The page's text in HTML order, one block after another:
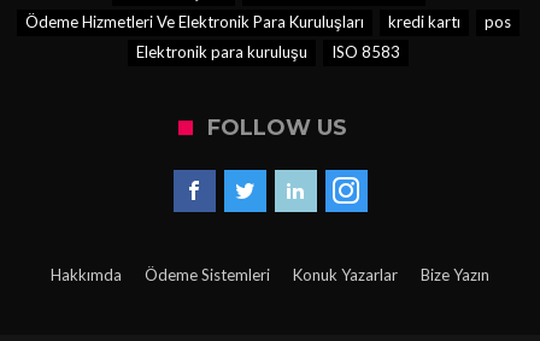
Ödeme Hizmetleri Ve Elektronik Para Kuruluşları
kredi kartı
pos
Elektronik para kuruluşu
ISO 8583
FOLLOW US
Hakkımda Ödeme Sistemleri Konuk Yazarlar Bize Yazın